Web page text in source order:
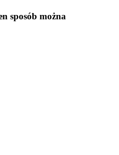
sposób można